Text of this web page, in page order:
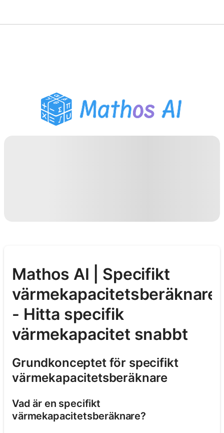
PDF Läxhjälp
Studieverktyg
Mathos AI | Specifikt
värmekapacitetsberäknare
- Hitta specifik
värmekapacitet snabbt
Grundkonceptet för specifikt
värmekapacitetsberäknare
Vad är en specifikt
värmekapacitetsberäknare?